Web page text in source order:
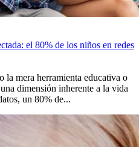
el 80% de los niños en redes
la mera herramienta educativa o
dimensión inherente a la vida
un 80% de...